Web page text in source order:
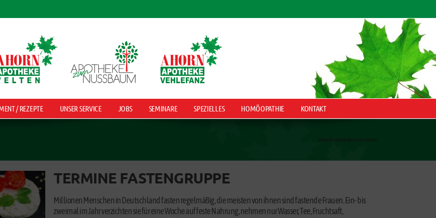
/ REZEPTE UNSER SERVICE JOBS SEMINARE SPEZIELLES HOMÖOPATHIE KONTAKT
TERMINE FASTENGRUPPE
Millionen Menschen in Deutschland fasten regelmäßig, die meisten von ihnen sind fastende Frauen. Ein- bis
zweimal im Jahr verzichten sie für eine Woche auf feste Nahrung, nehmen nur Wasser, Tee, Fruchtsaft,